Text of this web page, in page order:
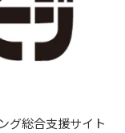
グ総合支援サイト